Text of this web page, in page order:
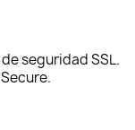
seguridad SSL.